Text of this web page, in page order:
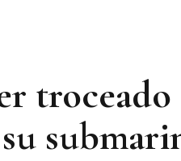
troceado